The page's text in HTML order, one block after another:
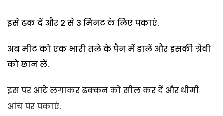
इसे ढक दें और 2 से 3 मिनट के लिए पकाएं.
अब मीट को एक भारी तले के पैन में डालें और इसकी ग्रेवी
को छान लें.
इस पर आटे लगाकर ढक्कन को सील कर दें और धीमी
आंच पर पकाएं.